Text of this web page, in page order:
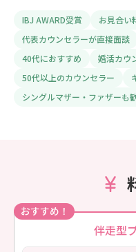
IBJ AWARD受賞 お見合い
代表カウンセラーが直接面談
40代におすすめ
婚活カウ
50代以上のカウンセラー
シングルマザー・ファザーも
おすすめ！
伴走型